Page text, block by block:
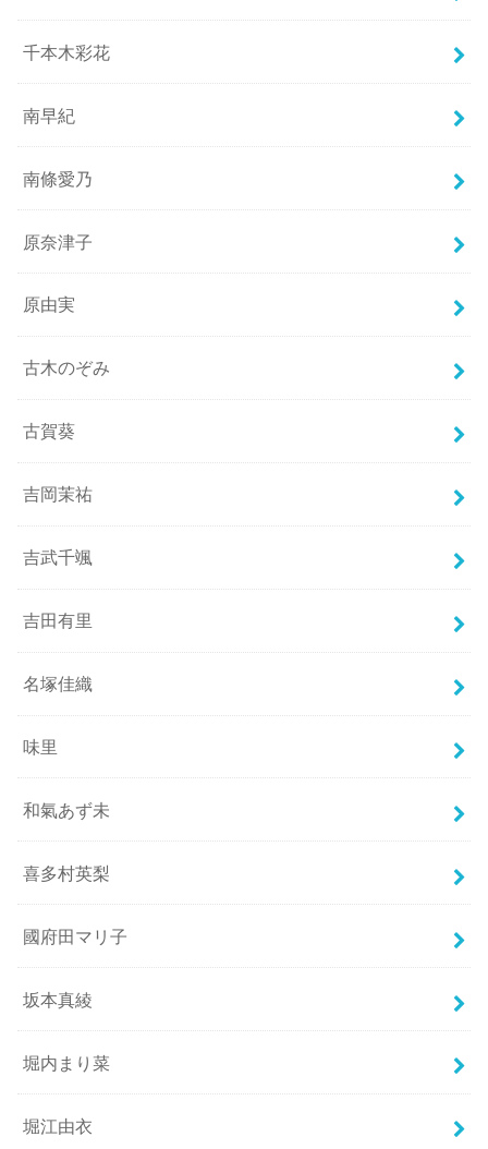
千本木彩花
南早紀
南條愛乃
原奈津子
原由実
古木のぞみ
古賀葵
吉岡茉祐
吉武千颯
吉田有里
名塚佳織
味里
和氣あず未
喜多村英梨
國府田マリ子
坂本真綾
堀内まり菜
堀江由衣